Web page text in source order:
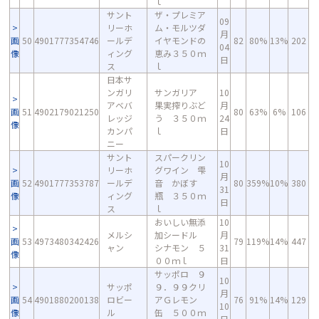
画
像
50 4901777354746
サント
リーホ
ールデ
ィング
ス
ザ・プレミア
ム・モルツダ
イヤモンドの
恵み３５０ｍ
ｌ
09
月
04
日
82 80% 13% 202
画
像
51 4902179021250
日本サ
ンガリ
アベバ
レッジ
カンパ
ニー
サンガリア
果実搾りぶど
う ３５０ｍ
ｌ
10
月
24
日
80 63% 6% 106
画
像
52 4901777353787
サント
リーホ
ールデ
ィング
ス
スパークリン
グワイン 雫
音 かぼす
瓶 ３５０ｍ
ｌ
10
月
31
日
80 359%10% 380
画
像
53 4973480342426
メルシ
ャン
おいしい無添
加シードル
シナモン ５
００ｍｌ
10
月
31
日
79 119%14% 447
画
像
54 4901880200138
サッポ
ロビー
ル
サッポロ ９
９．９９クリ
アＧレモン
缶 ５００ｍ
10
月
10
76 91% 14% 129